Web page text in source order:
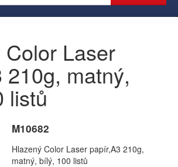
Color Laser
210g, matný,
listů
M10682
Hlazený Color Laser papír,A3 210g,
matný, bílý, 100 listů